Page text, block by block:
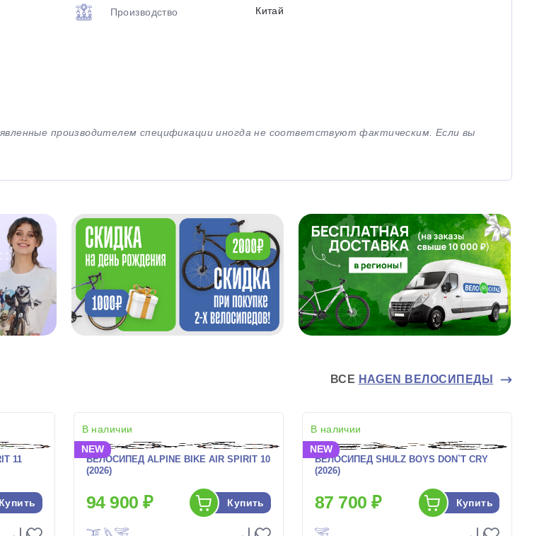
Производство Китай
производителем спецификации иногда не соответствуют фактическим. Если вы
ВСЕ HAGEN ВЕЛОСИПЕДЫ
11
Купить
В наличии
NEW
ВЕЛОСИПЕД ALPINE BIKE AIR SPIRIT 10
(2026)
94 900 ₽ Купить
В наличии
NEW
ВЕЛОСИПЕД SHULZ BOYS DON`T CRY
(2026)
87 700 ₽ Купить